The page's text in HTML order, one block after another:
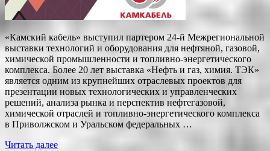
«Камский кабель» выступил партером 24-й Межрегиональной
выставки технологий и оборудования для нефтяной, газовой,
химической промышленности и топливно-энергетического
комплекса. Более 20 лет выставка «Нефть и газ, химия. ТЭК»
является одним из крупнейших отраслевых проектов для
презентации новых технологических и управленческих
решений, анализа рынка и перспектив нефтегазовой,
химической отраслей и топливно-энергетического комплекса
в Приволжском и Уральском федеральных …
Читать далее